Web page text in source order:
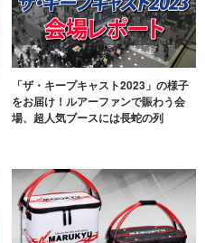
「ザ・キープキャスト2023」の様子
をお届け！ルアーファンで賑わう会
場、超人気ブースには長蛇の列